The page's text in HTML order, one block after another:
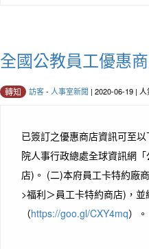
全國公教員工優惠
轉知 訪客- 人事室新聞 | 2020-06-19 |
已簽訂之優惠商店資訊可至
院人事行政總處全球資訊網
店)。 (二)本府員工卡特約廠
>福利＞員工卡特約商店)，
（https://goo.gl/CXY4mq）。